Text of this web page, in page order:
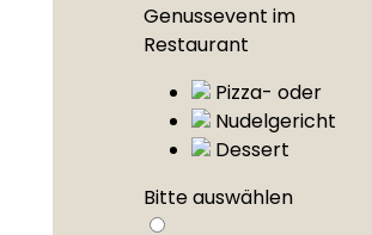
Genussevent im
Restaurant
Pizza- oder
Nudelgericht
Dessert
Bitte auswählen